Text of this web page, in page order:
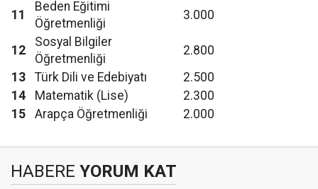
11
Beden Eğitimi
Öğretmenliği
3.000
12
Sosyal Bilgiler
Öğretmenliği
2.800
13
Türk Dili ve Edebiyatı
2.500
14
Matematik (Lise)
2.300
15
Arapça Öğretmenliği 2.000
HABERE YORUM KAT